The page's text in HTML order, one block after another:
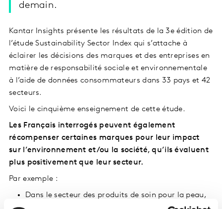
demain.
Kantar Insights présente les résultats de la 3e édition de
l’étude Sustainability Sector Index qui s’attache à
éclairer les décisions des marques et des entreprises en
matière de responsabilité sociale et environnementale
à l’aide de données consommateurs dans 33 pays et 42
secteurs.
Voici le cinquième enseignement de cette étude.
Les Français interrogés peuvent également
récompenser certaines marques pour leur impact
sur l’environnement et/ou la société, qu’ils évaluent
plus positivement que leur secteur.
Par exemple :
Dans le secteur des produits de soin pour la peau,